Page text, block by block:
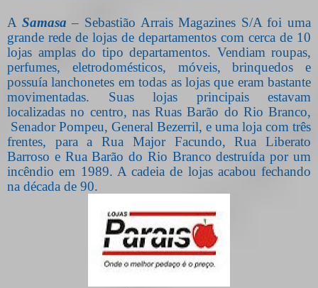
A Samasa – Sebastião Arrais Magazines S/A foi uma
grande rede de lojas de departamentos com cerca de 10
lojas amplas do tipo departamentos. Vendiam roupas,
perfumes, eletrodomésticos, móveis, brinquedos e
possuía lanchonetes em todas as lojas que eram bastante
movimentadas. Suas lojas principais estavam
localizadas no centro, nas Ruas Barão do Rio Branco,
Senador Pompeu, General Bezerril, e uma loja com três
frentes, para a Rua Major Facundo, Rua Liberato
Barroso e Rua Barão do Rio Branco destruída por um
incêndio em 1989. A cadeia de lojas acabou fechando
na década de 90.